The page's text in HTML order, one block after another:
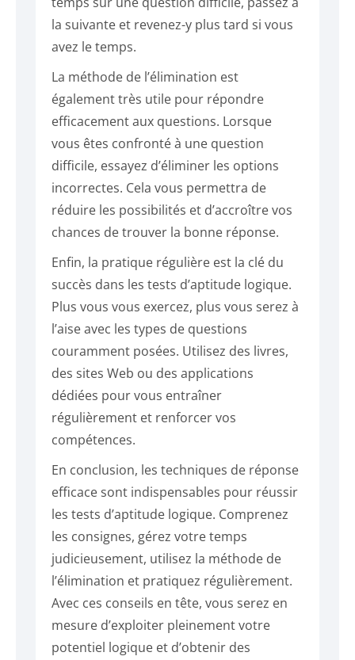
la suivante et revenez-y plus tard si vous
avez le temps.
La méthode de l’élimination est
également très utile pour répondre
efficacement aux questions. Lorsque
vous êtes confronté à une question
difficile, essayez d’éliminer les options
incorrectes. Cela vous permettra de
réduire les possibilités et d’accroître vos
chances de trouver la bonne réponse.
Enfin, la pratique régulière est la clé du
succès dans les tests d’aptitude logique.
Plus vous vous exercez, plus vous serez à
l’aise avec les types de questions
couramment posées. Utilisez des livres,
des sites Web ou des applications
dédiées pour vous entraîner
régulièrement et renforcer vos
compétences.
En conclusion, les techniques de réponse
efficace sont indispensables pour réussir
les tests d’aptitude logique. Comprenez
les consignes, gérez votre temps
judicieusement, utilisez la méthode de
l’élimination et pratiquez régulièrement.
Avec ces conseils en tête, vous serez en
mesure d’exploiter pleinement votre
potentiel logique et d’obtenir des